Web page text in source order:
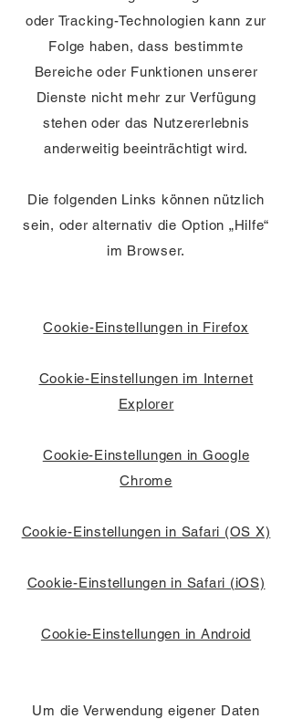
oder Tracking-Technologien kann zur
Folge haben, dass bestimmte
Bereiche oder Funktionen unserer
Dienste nicht mehr zur Verfügung
stehen oder das Nutzererlebnis
anderweitig beeinträchtigt wird.
Die folgenden Links können nützlich
sein, oder alternativ die Option „Hilfe“
im Browser.
Cookie-Einstellungen in Firefox
Cookie-Einstellungen im Internet
Explorer
Cookie-Einstellungen in Google
Chrome
Cookie-Einstellungen in Safari (OS X)
Cookie-Einstellungen in Safari (iOS)
Cookie-Einstellungen in Android
Um die Verwendung eigener Daten